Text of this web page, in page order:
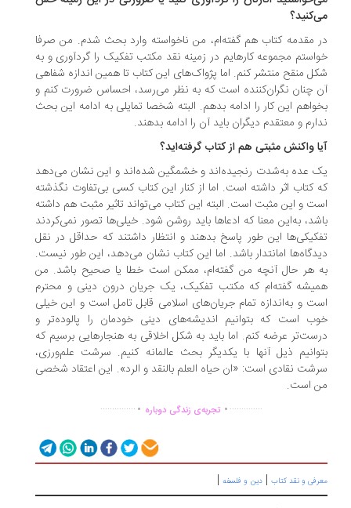
مقدمه کتاب هم گفته‌ام، من ناخواسته وارد بحث شدم. من صرفا
مجموعه کارهایم در زمینه نقد مکتب تفکیک را گردآوری و به
منقح منتشر کنم. اما پژواک‌های این کتاب تا همین اندازه شفاهی
چنان نگران‌کننده است که به نظر می‌رسد، احساس ضرورت کنم و
این کار را ادامه بدهم. البته شخصا تمایلی به ادامه این بحث
و معتقدم دیگران باید آن را ادامه بدهند.
واکنش مثبتی هم از کتاب گرفته‌اید؟
عده به‌شدت رنجیده‌اند و خشمگین شده‌اند و این نشان می‌دهد
کتاب اثر داشته است. اما از کنار این کتاب کسی بی‌تفاوت نگذشته
و این مثبت است. البته ‌این کتاب می‌تواند تاثیر مثبت هم داشته
به‌این معنا که ادعاها باید روشن شود. خیلی‌ها تصور نمی‌کردند
این طور پاسخ بدهند و انتظار داشتند که حداقل در نقل
امانتدار باشد. اما این کتاب نشان می‌دهد، این طور نیست.
هر حال آنچه من گفته‌ام، ممکن است خطا یا صحیح باشد. من
گفته‌ام که مکتب تفکیک، یک جریان درون دینی و محترم
و به‌اندازه تمام جریان‌های اسلامی قابل تامل است و این خیلی
است که بتوانیم اندیشه‌های دینی خودمان را پالوده‌تر و
عرضه کنم. اما باید به شکل اخلاقی به هنجارهایی برسیم که
ذیل آنها با یکدیگر بحث عالمانه کنیم. سرشت علم‌ورزی،
نقادی است: «ان حیاه العلم بالنقد و الرد». این اعتقاد شخصی
است.
............... .تجربه‌ی زندگی دوباره ...............
و نقد کتاب|دین و فلسفه|